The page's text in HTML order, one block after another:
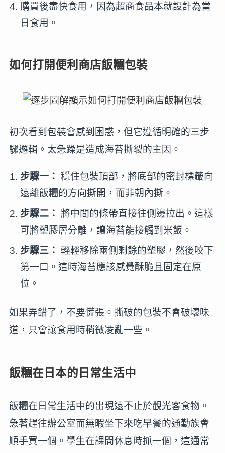
購買後盡快食用，因為超商食品本就設計為當
日食用。
如何打開便利商店飯糰包裝
初次看到包裝會感到困惑，但它遵循明確的三步
驟邏輯。太急躁是造成海苔撕裂的主因。
步驟一： 穩住包裝頂部，將底部的密封標籤向
遠離飯糰的方向撕開，而非朝內撕。
步驟二： 將中間的條帶直接往側邊拉出。這樣
可將塑膠層分離，讓海苔能接觸到米飯。
步驟三： 輕輕移除兩側剩餘的塑膠，然後咬下
第一口。這時海苔應該感覺酥脆且固定在原
位。
如果弄錯了，不要慌張。撕破的包裝不會破壞味
道，只會讓食用時稍微凌亂一些。
飯糰在日本的日常生活中
飯糰在日常生活中的出現遠不止於觀光客食物。
急著趕往辦公室而無暇坐下來吃早餐的通勤族會
順手買一個。學生在課間休息時抓一個，這通常